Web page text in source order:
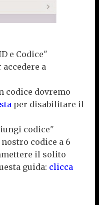
e Codice"
a
codice dovremo
per disabilitare il
codice"
codice a 6
il solito
guida: clicca